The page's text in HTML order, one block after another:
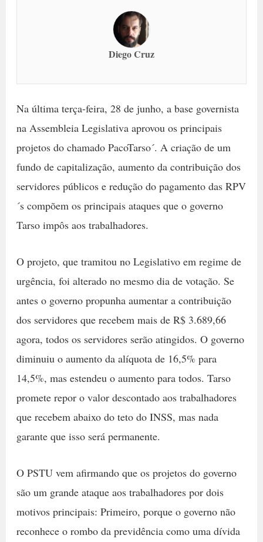
Diego Cruz
Na última terça-feira, 28 de junho, a base governista
na Assembleia Legislativa aprovou os principais
projetos do chamado PacoTarso´. A criação de um
fundo de capitalização, aumento da contribuição dos
servidores públicos e redução do pagamento das RPV
´s compõem os principais ataques que o governo
Tarso impôs aos trabalhadores.
O projeto, que tramitou no Legislativo em regime de
urgência, foi alterado no mesmo dia de votação. Se
antes o governo propunha aumentar a contribuição
dos servidores que recebem mais de R$ 3.689,66
agora, todos os servidores serão atingidos. O governo
diminuiu o aumento da alíquota de 16,5% para
14,5%, mas estendeu o aumento para todos. Tarso
promete repor o valor descontado aos trabalhadores
que recebem abaixo do teto do INSS, mas nada
garante que isso será permanente.
O PSTU vem afirmando que os projetos do governo
são um grande ataque aos trabalhadores por dois
motivos principais: Primeiro, porque o governo não
reconhece o rombo da previdência como uma dívida